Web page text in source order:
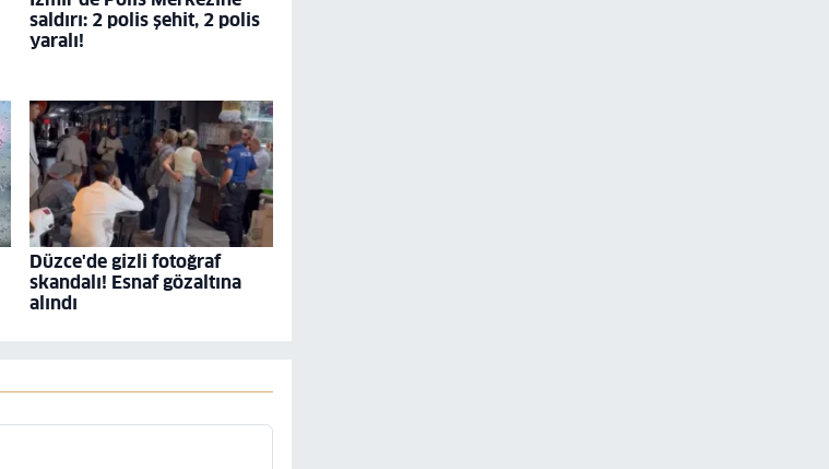
saldırı: 2 polis şehit, 2 polis
yaralı!
Düzce'de gizli fotoğraf
skandalı! Esnaf gözaltına
alındı